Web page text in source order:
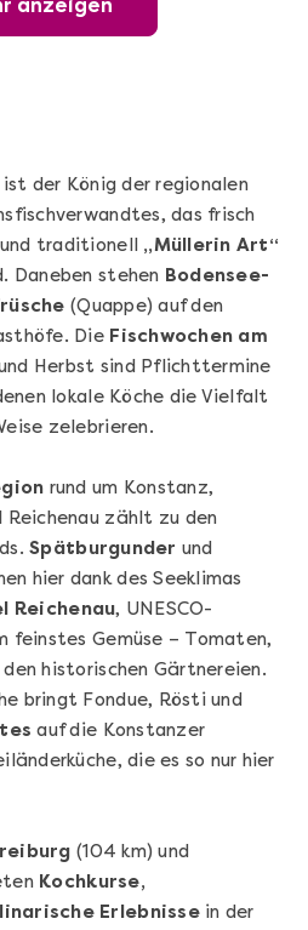
Weinabend
Mehr anzeigen
Bonn
Mehr anzeigen
anzeigen
ist der König der regionalen
das frisch
traditionell „Müllerin Art“
Daneben stehen Bodensee-
(Quappe) auf den
Die Fischwochen am
Herbst sind Pflichttermine
lokale Köche die Vielfalt
zelebrieren.
rund um Konstanz,
Reichenau zählt zu den
Spätburgunder und
hier dank des Seeklimas
Reichenau, UNESCO-
feinstes Gemüse – Tomaten,
historischen Gärtnereien.
bringt Fondue, Rösti und
auf die Konstanzer
die es so nur hier
(104 km) und
Kochkurse,
Erlebnissein der